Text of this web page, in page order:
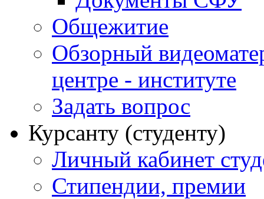
Общежитие
Обзорный
центре - институте
Задать вопрос
Курсанту (студенту)
Личный кабинет
Стипендии, премии